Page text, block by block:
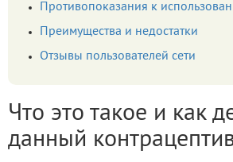
Противопоказания к
Преимущества и недостатки
Отзывы пользователей сети
Что это такое и как
данный